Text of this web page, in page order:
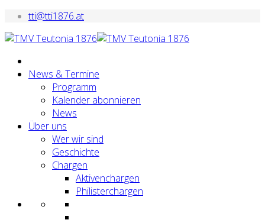
tti@tti1876.at
News & Termine
Programm
Kalender abonnieren
News
Über uns
Wer wir sind
Geschichte
Chargen
Aktivenchargen
Philisterchargen